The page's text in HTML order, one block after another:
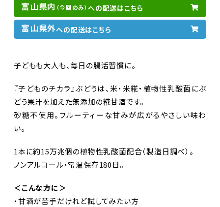
富山県内 （今回のみ）への配送はこちら
富山県外への配送はこちら
子どもも大人も、毎日の腸活習慣に。
『子どものチカラ』ぶどうは、米・米糀・植物性乳酸菌にぶ
どう果汁を加えた無添加の糀甘酒です。
砂糖不使用。フルーティーな甘みが広がるやさしい味わ
い。
1本に約15万兆個の植物性乳酸菌配合（製造日調べ）。
ノンアルコール・常温保存180日。
＜こんな方に＞
・甘酒が苦手だけれど試してみたい方